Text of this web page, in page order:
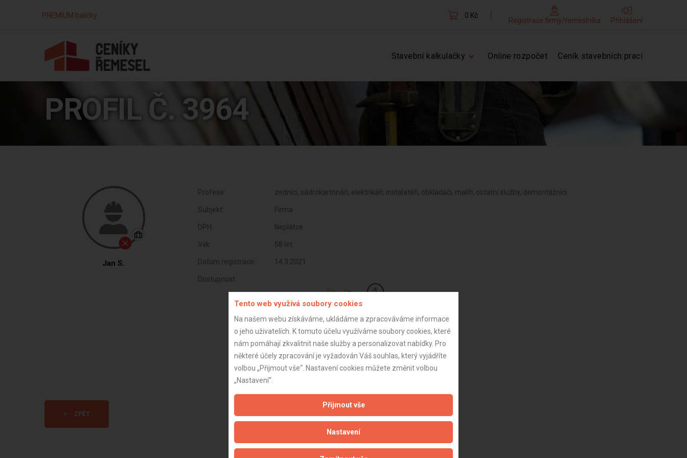
PREMIUM balíčky 0 Kč
Registrace firmy/řemeslníka Přihlášení
Stavební kalkulačky Online rozpočet Ceník stavebních prací
PROFIL Č. 3964
Jan S.
Profese: zedníci, sádrokartonáři, elektrikáři, instalatéři, obkladači, malíři, ostatní služby, demontážníci
Subjekt: Firma
DPH: Neplátce
Věk: 58 let
Datum registrace: 14.3.2021
Dostupnost:
ZPĚT
Tento web využívá soubory cookies
Na našem webu získáváme, ukládáme a zpracováváme informace
o jeho uživatelích. K tomuto účelu využíváme soubory cookies, které
nám pomáhají zkvalitnit naše služby a personalizovat nabídky. Pro
některé účely zpracování je vyžadován Váš souhlas, který vyjádříte
volbou „Přijmout vše“. Nastavení cookies můžete změnit volbou
„Nastavení“.
Přijmout vše
Nastavení